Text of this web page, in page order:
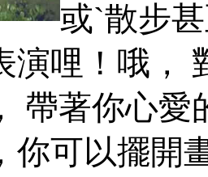
或`散步
演哩！哦，
帶著你心愛
你可以擺開